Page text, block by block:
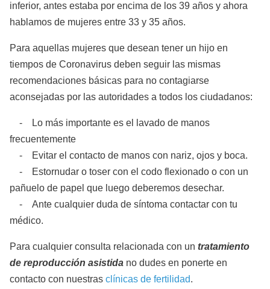
inferior, antes estaba por encima de los 39 años y ahora
hablamos de mujeres entre 33 y 35 años.
Para aquellas mujeres que desean tener un hijo en
tiempos de Coronavirus deben seguir las mismas
recomendaciones básicas para no contagiarse
aconsejadas por las autoridades a todos los ciudadanos:
- Lo más importante es el lavado de manos
frecuentemente
- Evitar el contacto de manos con nariz, ojos y boca.
- Estornudar o toser con el codo flexionado o con un
pañuelo de papel que luego deberemos desechar.
- Ante cualquier duda de síntoma contactar con tu
médico.
Para cualquier consulta relacionada con un tratamiento
de reproducción asistida no dudes en ponerte en
contacto con nuestras clínicas de fertilidad.